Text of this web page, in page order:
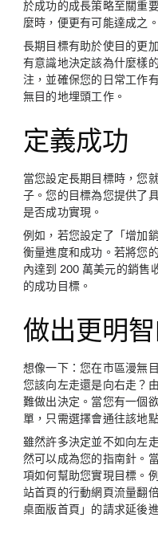
於成功的成長策略至關重
麼時，便更有可能達成之。
長期目標有助於使目的更
有意識地決定該為什麼樣
注，並確保您的日常工作
無目的地埋頭工作。
定義成功
當您設定長期目標時，您
子。您的目標為您提供了
是否成功實現。
例如，若您設定了「增加
衡量進度和成功。若將您
內達到 200 萬美元的銷售
的成功目標。
做出更明
想像一下：您在市區漫無
您該向左走還是向右走？
難做出決定。當您有一個
單，只需選擇會通往該地
雖然許多決定並不如向左
然可以成為您的指南針。
項如何幫助您實現目標。
站首頁的行動網頁流量翻
桌面版首頁」的請求延後